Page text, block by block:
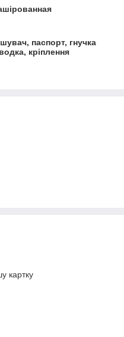
паспорт, гнучка
кріплення
картку